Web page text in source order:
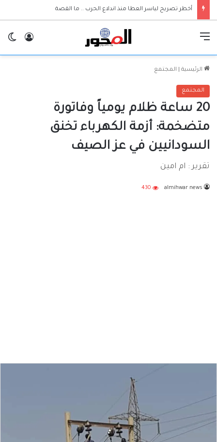
أخطر تصريح لياسر العطا منذ اندلاع الحرب .. ما القصة
الرئيسية المجتمع
المجتمع
20 ساعة ظلام يومياً وفاتورة
متضخمة: أزمة الكهرباء تخنق
السودانيين في عز الصيف
تقرير : ام امين
almihwar news
430